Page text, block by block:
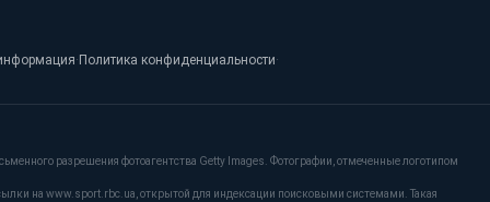
· Политика конфиденциальности·
разрешения фотоагентства Getty Images. Фотографии, отмеченные логотипом
на www.sport.rbc.ua, открытой для индексации поисковыми системами. Такая